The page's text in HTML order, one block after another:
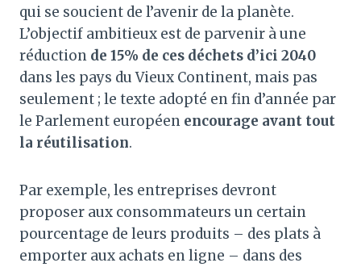
qui se soucient de l’avenir de la planète.
L’objectif ambitieux est de parvenir à une
réduction de 15% de ces déchets d’ici 2040
dans les pays du Vieux Continent, mais pas
seulement ; le texte adopté en fin d’année par
le Parlement européen encourage avant tout
la réutilisation.
Par exemple, les entreprises devront
proposer aux consommateurs un certain
pourcentage de leurs produits – des plats à
emporter aux achats en ligne – dans des